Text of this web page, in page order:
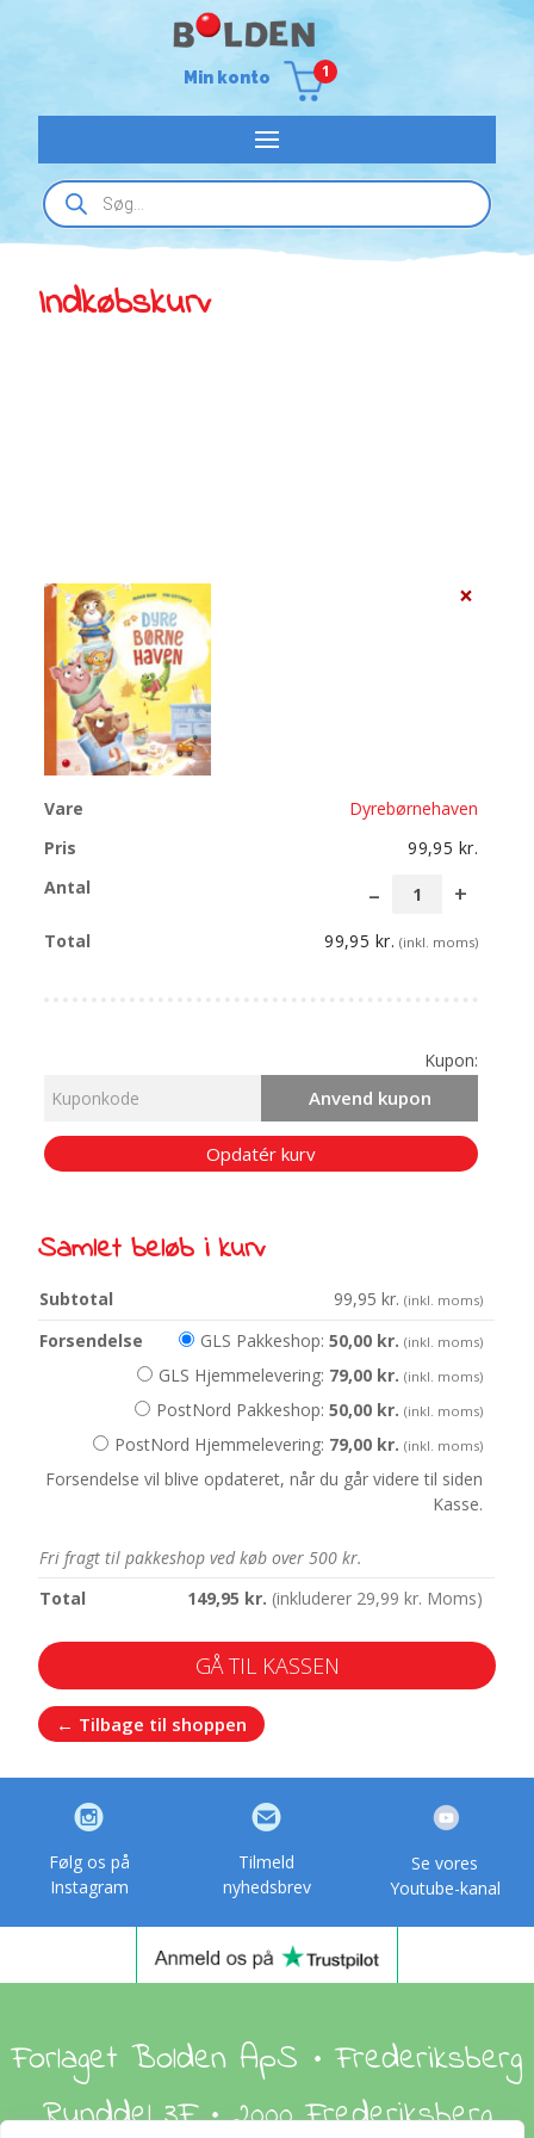
Min konto 1
Products
search
Indkøbskurv
×
Dyrebørnehaven
99,95 kr.
99,95 kr. (inkl. moms)
Kupon:
Anvend kupon
Opdatér kurv
Samlet beløb i kurv
99,95kr. (inkl. moms)
GLS Pakkeshop:50,00 kr. (inkl. moms)
GLS Hjemmelevering: 79,00 kr. (inkl. moms)
PostNord Pakkeshop:50,00 kr. (inkl. moms)
PostNord Hjemmelevering: 79,00 kr. (inkl. moms)
Forsendelse vil blive opdateret, når du går videre til siden
Kasse.
Fri fragt til pakkeshop ved køb over 500 kr.
149,95 kr. (inkluderer 29,99kr. Moms)
GÅ TIL KASSEN
← Tilbage til shoppen
Følg os på
Instagram
Tilmeld
nyhedsbrev
Se vores
Youtube-kanal
Forlaget Bolden ApS • Frederiksberg
Runddel 3F • 2000 Frederiksberg